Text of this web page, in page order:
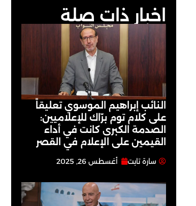
اخبار ذات صلة
النائب إبراهيم الموسوي تعليقاً
على كلام توم برّاك للإعلاميين:
الصدمة الكبرى كانت في أداء
القيمين على ‏الإعلام في القصر
سارة تابت أغسطس 26, 2025